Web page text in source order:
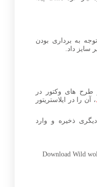
به برداری بودن
سایز داد.
طرح های وکتور در
، آن را در ایلاستریتور
ذخیره و وارد
Download Wild